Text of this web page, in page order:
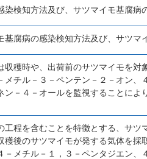
染検知方法及び、サツマイモ基腐病
基腐病の感染検知方法及び、サツマ
収穫時や、出荷前のサツマイモを
メチル－３－ペンテン－２－オン
ン－４－オールを監視することに
工程を含むことを特徴とする、サツ
穫後のサツマイモが発する気体を採
－メチル－１，３－ペンタジエン